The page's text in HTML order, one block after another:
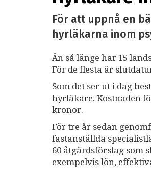
För att uppnå en
hyrläkarna inom
Än så länge har 15
För de flesta är
Som det ser ut i dag
hyrläkare. Kostnaden
kronor.
För tre år sedan
fastanställda
60 åtgärdsförslag som
exempelvis lön,